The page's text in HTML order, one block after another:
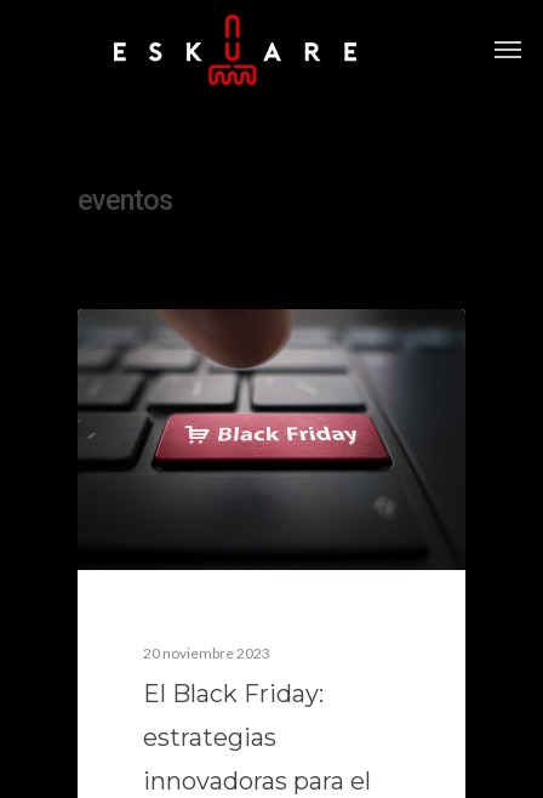
eventos
20 noviembre 2023
El Black Friday:
estrategias
innovadoras para el